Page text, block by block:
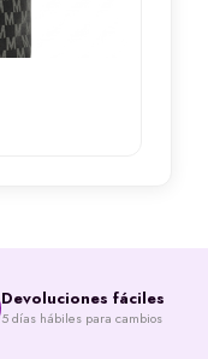
Devoluciones fáciles
5 días hábiles para cambios